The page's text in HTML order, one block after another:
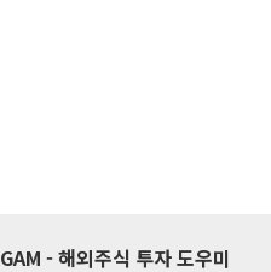
GAM - 해외주식 투자 도우미